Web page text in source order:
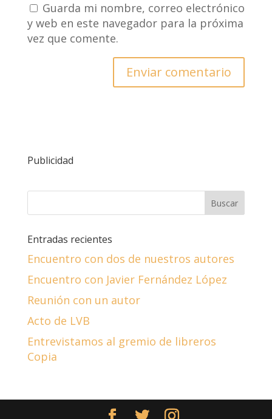
Guarda mi nombre, correo electrónico
y web en este navegador para la próxima
vez que comente.
Publicidad
Entradas recientes
Encuentro con dos de nuestros autores
Encuentro con Javier Fernández López
Reunión con un autor
Acto de LVB
Entrevistamos al gremio de libreros
Copia